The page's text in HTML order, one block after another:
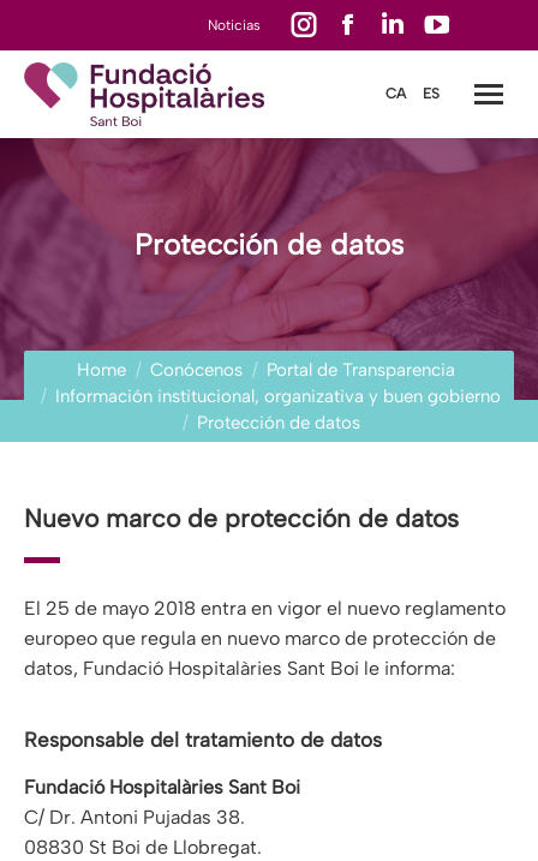
Noticias
Instagram
in
window
Facebook
opens
in
new
Linkedin
opens
in
new
opens
in
new
CA ES
Protección de datos
You are here:
Home Conócenos
Portal de Transparencia
Información institucional, organizativa y buen gobierno
Protección de datos
Nuevo marco de protección de datos
El 25 de mayo 2018 entra en vigor el nuevo reglamento
europeo que regula en nuevo marco de protección de
datos, Fundació Hospitalàries Sant Boi le informa:
Responsable del tratamiento de datos
Fundació Hospitalàries Sant Boi
C/ Dr. Antoni Pujadas 38.
08830 St Boi de Llobregat.